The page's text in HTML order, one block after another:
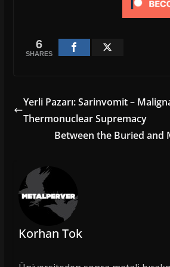
6
SHARES
Yerli Pazarı: Sarinvomit –
Thermonuclear Supremacy
Between the Buried and
Korhan Tok